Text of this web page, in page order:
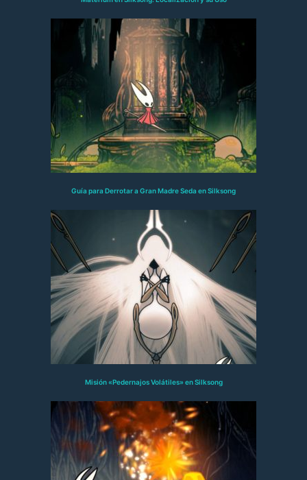
Guía para Derrotar a Gran Madre Seda en Silksong
Misión «Pedernajos Volátiles» en Silksong